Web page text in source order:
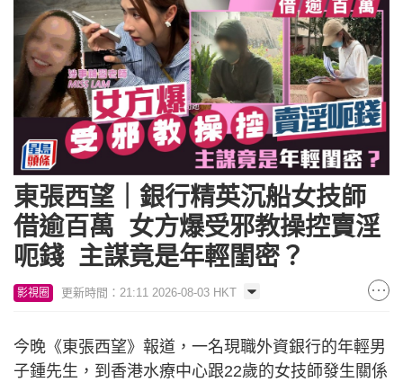
東張西望｜銀行精英沉船女技師
借逾百萬 女方爆受邪教操控賣淫
呃錢 主謀竟是年輕閨密？
影視圈 更新時間：21:11 2026-08-03 HKT
今晚《東張西望》報道，一名現職外資銀行的年輕男
子鍾先生，到香港水療中心跟22歲的女技師發生關係